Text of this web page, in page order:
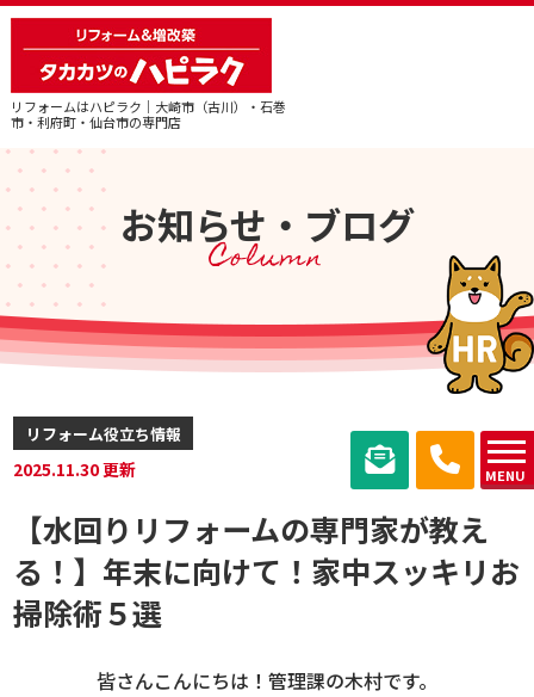
リフォームはハピラク｜大崎市（古川）・石巻
市・利府町・仙台市の専門店
MENU
お知らせ・ブログ
Column
リフォーム役立ち情報
2025.11.30 更新
【水回りリフォームの専門家が教え
る！】年末に向けて！家中スッキリお
掃除術５選
皆さんこんにちは！管理課の木村です。